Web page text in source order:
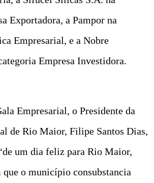
Exportadora, a Pampor na
Empresarial, e a Nobre
Empresa Investidora.
Empresarial, o Presidente da
de Rio Maior, Filipe Santos Dias,
um dia feliz para Rio Maior,
que o município consubstancia